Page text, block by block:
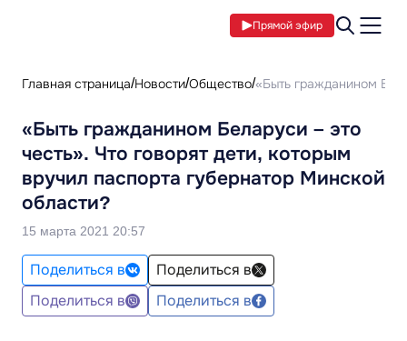
Прямой эфир
Главная страница Новости Общество «Быть гражданином
«Быть гражданином Беларуси – это
честь». Что говорят дети, которым
вручил паспорта губернатор Минской
области?
15 марта 2021 20:57
Поделиться в
Поделиться в
Поделиться в
Поделиться в